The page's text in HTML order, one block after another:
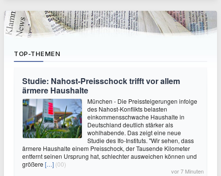
TOP-THEMEN
Studie: Nahost-Preisschock trifft vor allem
ärmere Haushalte
München - Die Preissteigerungen infolge
des Nahost-Konflikts belasten
einkommensschwache Haushalte in
Deutschland deutlich stärker als
wohlhabende. Das zeigt eine neue
Studie des Ifo-Instituts. "Wir sehen, dass
ärmere Haushalte einem Preisschock, der Tausende Kilometer
entfernt seinen Ursprung hat, schlechter ausweichen können und
größere […] (00)
vor 7 Minuten